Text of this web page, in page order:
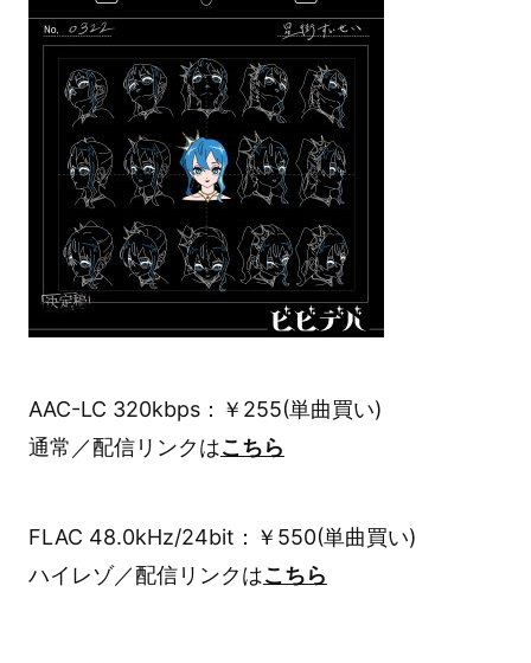
AAC-LC 320kbps：￥255(単曲買い)
通常／配信リンクはこちら
FLAC 48.0kHz/24bit：￥550(単曲買い)
ハイレゾ／配信リンクはこちら